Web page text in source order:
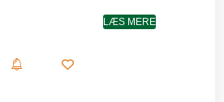
LÆS MERE